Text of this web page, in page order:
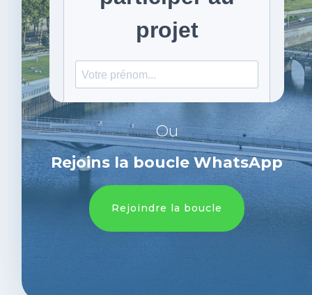
Ou
Rejoins la boucle WhatsApp
Rejoindre la boucle